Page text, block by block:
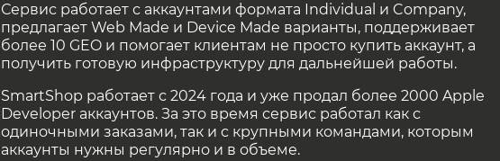
Сервис работает с аккаунтами формата Individual и Company,
предлагает Web Made и Device Made варианты, поддерживает
более 10 GEO и помогает клиентам не просто купить аккаунт, а
получить готовую инфраструктуру для дальнейшей работы.
SmartShop работает с 2024 года и уже продал более 2000 Apple
Developer аккаунтов. За это время сервис работал как с
одиночными заказами, так и с крупными командами, которым
аккаунты нужны регулярно и в объеме.